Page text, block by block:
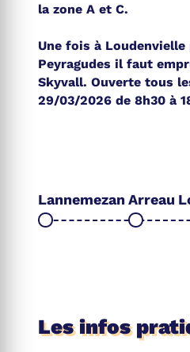
la zone A et C.
Une fois à Loudenvielle
Peyragudes il faut
Skyvall. Ouverte tous
29/03/2026 de 8h30 à
Lannemezan Arreau
Les infos